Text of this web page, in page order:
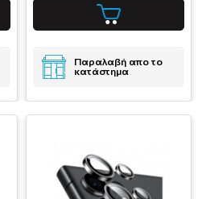
Παραλαβή απο το
κατάστημα